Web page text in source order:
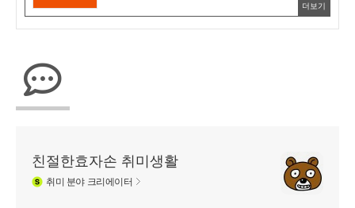
더보기
친절한효자손 취미생활
취미 분야 크리에이터